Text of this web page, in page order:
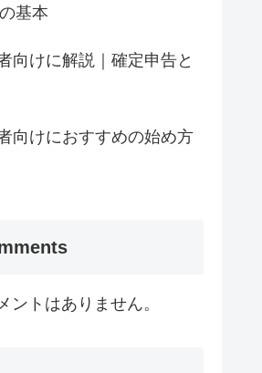
基本
向けに解説｜確定申告と
向けにおすすめの始め方
ントはありません。